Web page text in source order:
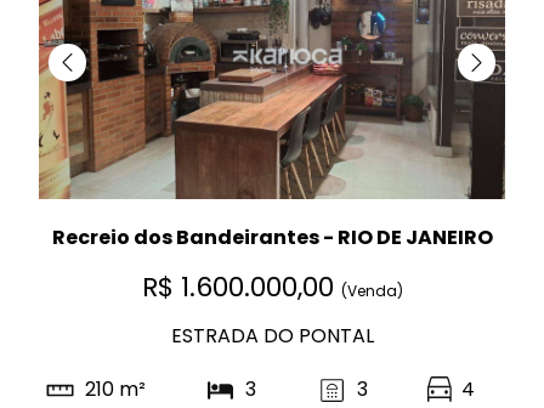
Recreio dos Bandeirantes - RIO DE JANEIRO
R$ 1.600.000,00 (Venda)
ESTRADA DO PONTAL
210 m²
3 3 4